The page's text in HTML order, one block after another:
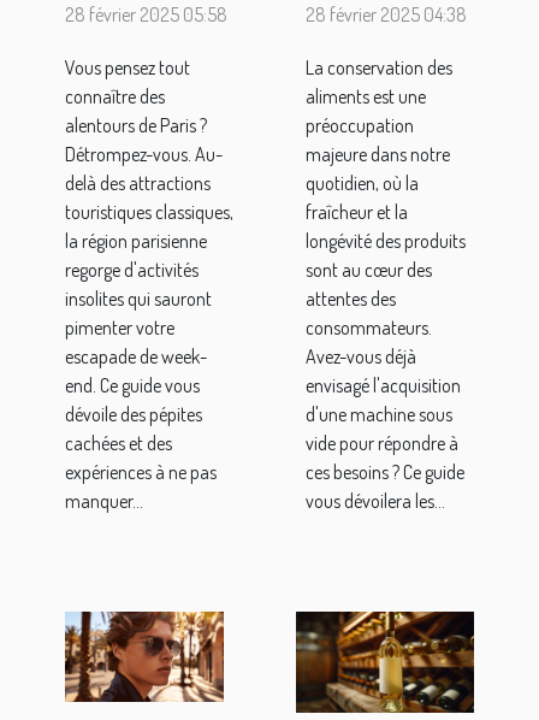
pour
compléter
votre
escapade
de week-
end près de
Paris
28 février 2025 05:58
Vous pensez tout
connaître des
alentours de Paris ?
Détrompez-vous. Au-
delà des attractions
touristiques classiques,
la région parisienne
regorge d'activités
insolites qui sauront
pimenter votre
escapade de week-
end. Ce guide vous
dévoile des pépites
cachées et des
expériences à ne pas
manquer...
choisir une
machine
sous vide
idéale
28 février 2025 04:38
La conservation des
aliments est une
préoccupation
majeure dans notre
quotidien, où la
fraîcheur et la
longévité des produits
sont au cœur des
attentes des
consommateurs.
Avez-vous déjà
envisagé l'acquisition
d'une machine sous
vide pour répondre à
ces besoins ? Ce guide
vous dévoilera les...